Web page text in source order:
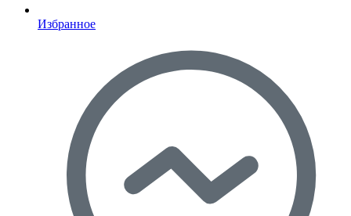
Избранное